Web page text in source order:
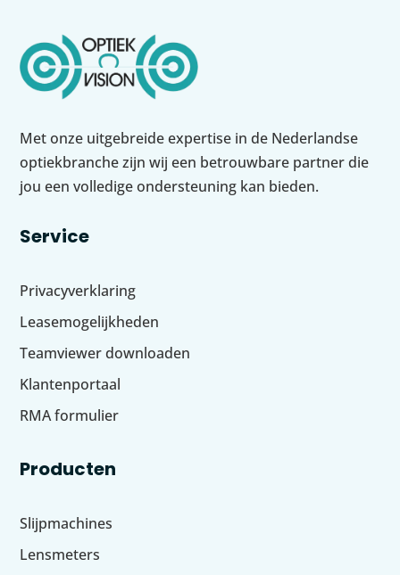
Met onze uitgebreide expertise in de Nederlandse
optiekbranche zijn wij een betrouwbare partner die
jou een volledige ondersteuning kan bieden.
Service
Privacyverklaring
Leasemogelijkheden
Teamviewer downloaden
Klantenportaal
RMA formulier
Producten
Slijpmachines
Lensmeters